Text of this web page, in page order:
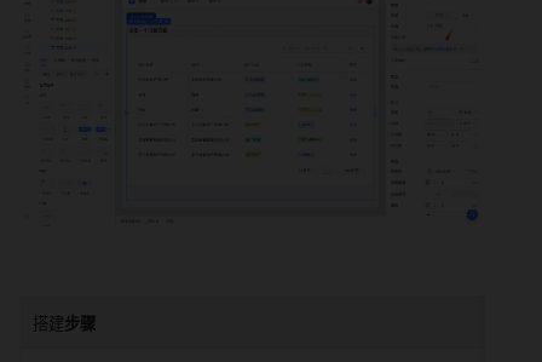
搭建步骤